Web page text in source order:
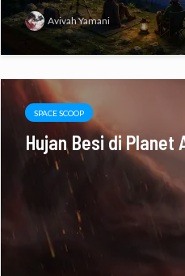
Avivah Yamani
SPACE SCOOP
Hujan Besi di Planet